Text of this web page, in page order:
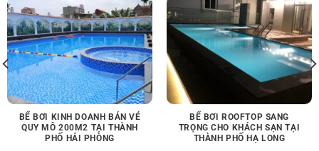
BỂ BƠI KINH DOANH BÁN VÉ
QUY MÔ 200M2 TẠI THÀNH
PHỐ HẢI PHÒNG
BỂ BƠI ROOFTOP SANG
TRỌNG CHO KHÁCH SẠN TẠI
THÀNH PHỐ HẠ LONG